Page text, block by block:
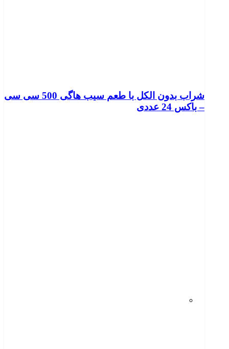
شراب بدون الکل با طعم سیب هاگی 500 سی سی
– باکس 24 عددی